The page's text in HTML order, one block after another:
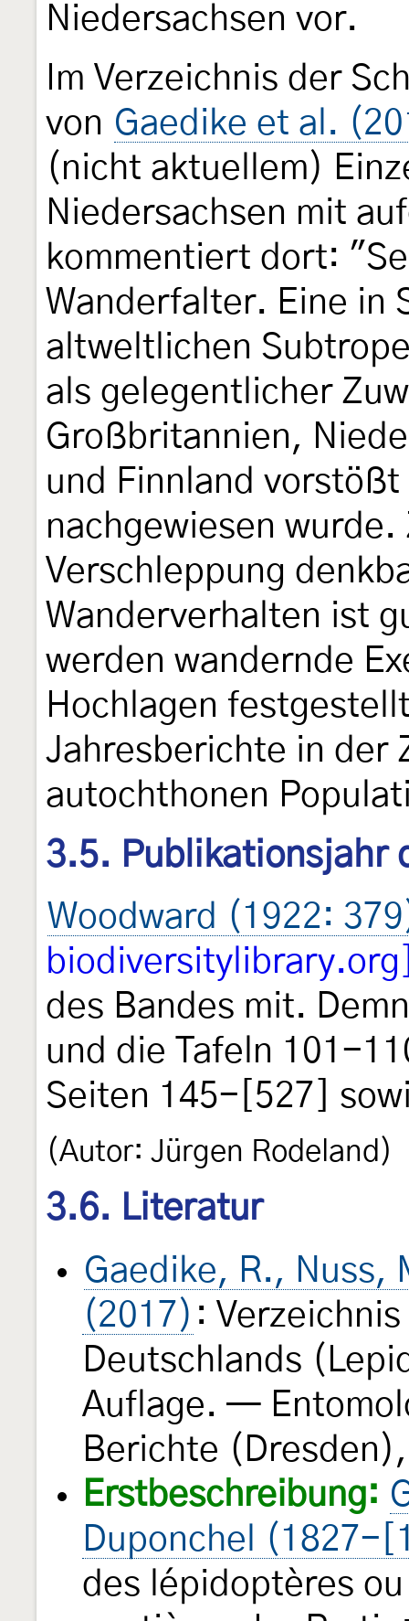
Niedersachsen vor.
Im Verzeichnis der
von Gaedike et al.
(nicht aktuellem)
Niedersachsen mit
kommentiert dort:
Wanderfalter. Eine in
altweltlichen
als gelegentlicher
Großbritannien,
und Finnland
nachgewiesen wurde.
Verschleppung
Wanderverhalten ist
werden wandernde
Hochlagen
Jahresberichte in der
autochthonen
3.5. Publikationsjahr
Woodward (1922:
des Bandes mit.
und die Tafeln 101-
Seiten 145-[527]
(Autor: Jürgen Rodeland)
3.6. Literatur
Gaedike, R., Nuss,
(2017) :
Deutschlands
Auflage. —
Berichte
Erstbeschreibung:
Duponchel (1827-
des lépidoptères